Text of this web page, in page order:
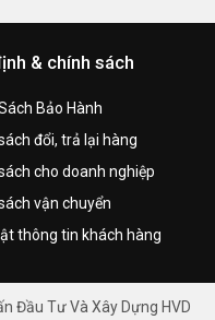
& chính sách
Bảo Hành
đổi, trả lại hàng
cho doanh nghiệp
vận chuyển
thông tin khách hàng
Đầu Tư Và Xây Dựng HVD